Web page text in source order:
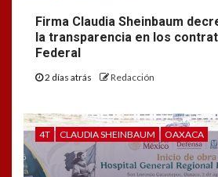
Firma Claudia Sheinbaum
la transparencia en los
Federal
2 días atrás Redacción
4T CLAUDIA SHEINBAUM OAXACA